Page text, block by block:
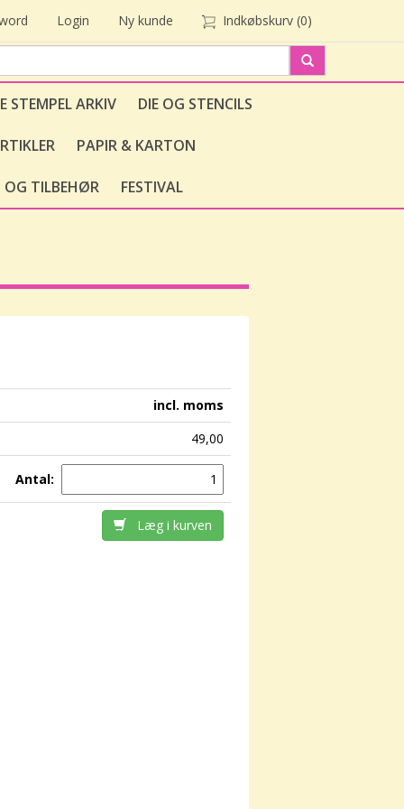
Login Ny kunde Indkøbskurv (0)
STEMPEL ARKIV DIE OG STENCILS
PAPIR & KARTON
TILBEHØR FESTIVAL
incl. moms
49,00
Antal:
Læg i kurven